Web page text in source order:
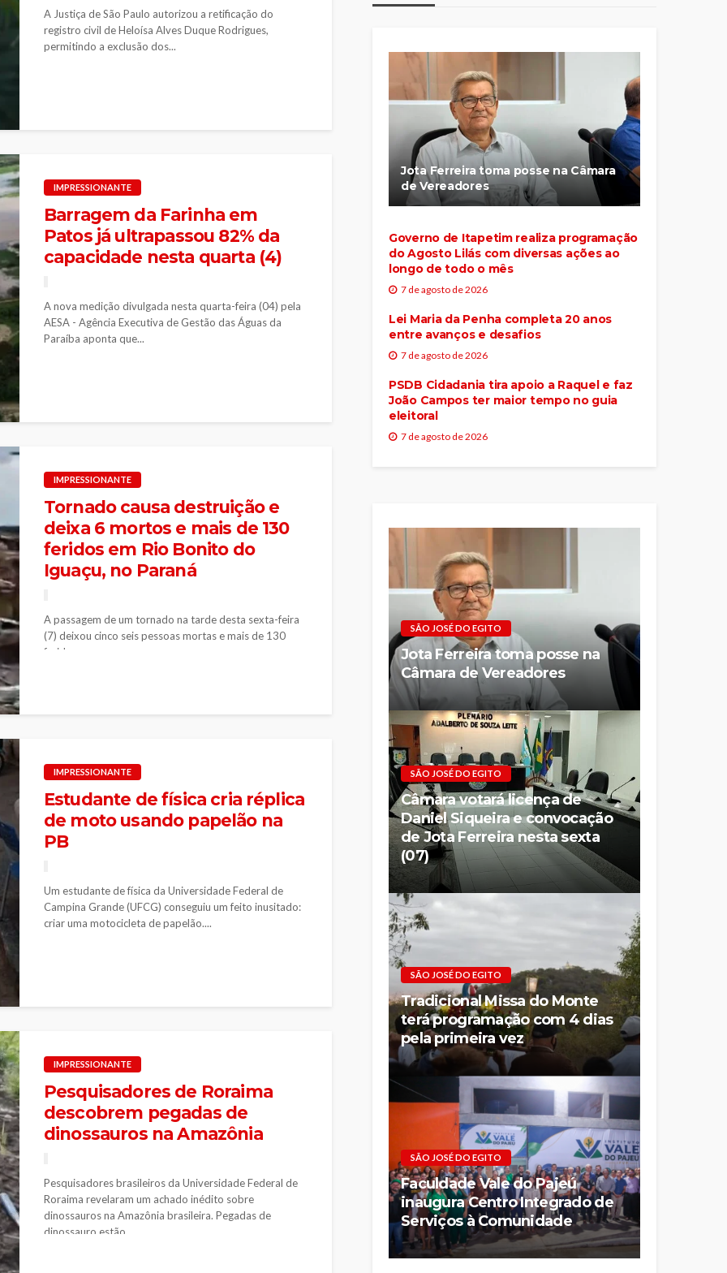
A Justiça de São Paulo autorizou a retificação do
registro civil de Heloísa Alves Duque Rodrigues,
permitindo a exclusão dos...
IMPRESSIONANTE
Barragem da Farinha em
Patos já ultrapassou 82% da
capacidade nesta quarta (4)
A nova medição divulgada nesta quarta-feira (04) pela
AESA - Agência Executiva de Gestão das Águas da
Paraíba aponta que...
IMPRESSIONANTE
Tornado causa destruição e
deixa 6 mortos e mais de 130
feridos em Rio Bonito do
Iguaçu, no Paraná
A passagem de um tornado na tarde desta sexta-feira
(7) deixou cinco seis pessoas mortas e mais de 130
feridos...
IMPRESSIONANTE
Estudante de física cria réplica
de moto usando papelão na
PB
Um estudante de física da Universidade Federal de
Campina Grande (UFCG) conseguiu um feito inusitado:
criar uma motocicleta de papelão....
IMPRESSIONANTE
Pesquisadores de Roraima
descobrem pegadas de
dinossauros na Amazônia
Pesquisadores brasileiros da Universidade Federal de
Roraima revelaram um achado inédito sobre
dinossauros na Amazônia brasileira. Pegadas de
dinossauro estão...
Jota Ferreira toma posse na Câmara
de Vereadores
Governo de Itapetim realiza programação
do Agosto Lilás com diversas ações ao
longo de todo o mês
7 de agosto de 2026
Lei Maria da Penha completa 20 anos
entre avanços e desafios
7 de agosto de 2026
PSDB Cidadania tira apoio a Raquel e faz
João Campos ter maior tempo no guia
eleitoral
7 de agosto de 2026
SÃO JOSÉ DO EGITO
Jota Ferreira toma posse na
Câmara de Vereadores
SÃO JOSÉ DO EGITO
Câmara votará licença de
Daniel Siqueira e convocação
de Jota Ferreira nesta sexta
(07)
SÃO JOSÉ DO EGITO
Tradicional Missa do Monte
terá programação com 4 dias
pela primeira vez
SÃO JOSÉ DO EGITO
Faculdade Vale do Pajeú
inaugura Centro Integrado de
Serviços à Comunidade